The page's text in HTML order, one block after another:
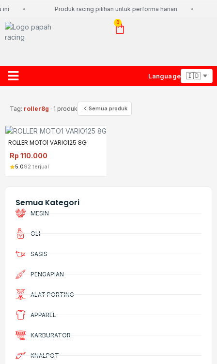
Produk racing pilihan untuk performa harian
0
Language
Semua Kategori
MESIN
OLI
SASIS
PENGAPIAN
ALAT PORTING
APPAREL
KARBURATOR
KNALPOT
Tag: roller8g · 1 produk Semua produk
ROLLER MOTO1 VARIO125 8G
Rp 110.000
5.092 terjual